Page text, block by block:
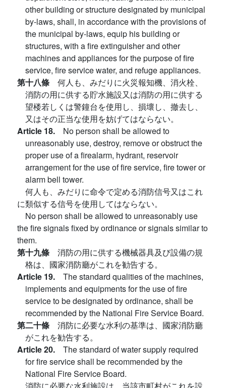
other building or structure designated by municipal
by-laws, shall, in accordance with the provisions of
the municipal by-laws, equip his building or
structures, with a fire extinguisher and other
machines and appliances for the purpose of fire
service, fire service water, and refuge appliances.
第十八條 何人も、みだりに火災報知機、消火栓、
消防の用に供する貯水施設又は消防の用に供する
望楼若しくは警鐘台を使用し、損壞し、撤去し、
又はその正当な使用を妨げてはならない。
Article 18. No person shall be allowed to
unreasonably use, destroy, remove or obstruct the
proper use of a firealarm, hydrant, reservoir
arrangement for the use of fire service, fire tower or
alarm bell tower.
何人も、みだりに命令で定める消防信号又はこれ
に類似する信号を使用してはならない。
No person shall be allowed to unreasonably use
the fire signals fixed by ordinance or signals similar to
them.
第十九條 消防の用に供する機械器具及び設備の規
格は、國家消防廳がこれを勧告する。
Article 19. The standard qualities of the machines,
implements and equipments for the use of fire
service to be designated by ordinance, shall be
recommended by the National Fire Service Board.
第二十條 消防に必要な水利の基準は、國家消防廳
がこれを勧告する。
Article 20. The standard of water supply required
for fire service shall be recommended by the
National Fire Service Board.